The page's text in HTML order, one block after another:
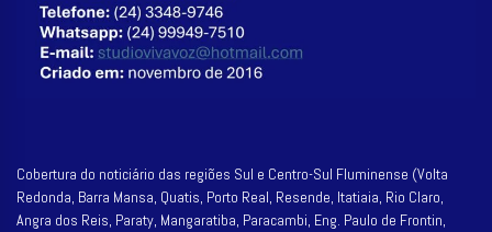
Cobertura do noticiário das regiões Sul e Centro-Sul Fluminense (Volta
Redonda, Barra Mansa, Quatis, Porto Real, Resende, Itatiaia, Rio Claro,
Angra dos Reis, Paraty, Mangaratiba, Paracambi, Eng. Paulo de Frontin,